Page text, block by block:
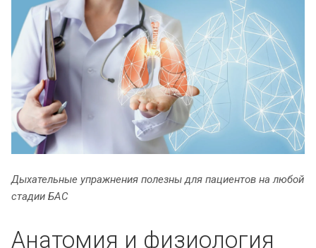
Дыхательные упражнения полезны для пациентов на любой
стадии БАС
Анатомия и физиология